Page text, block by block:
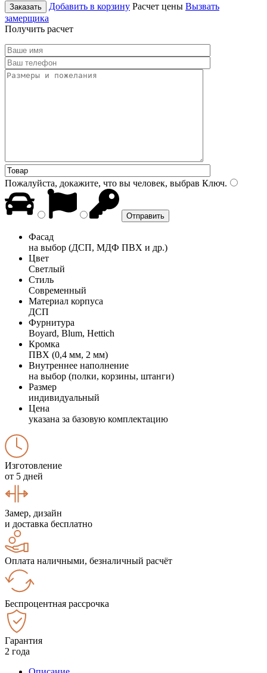
Заказать Добавить в корзину Расчет цены Вызвать
замерщика
Получить расчет
Пожалуйста, докажите, что вы человек, выбрав Ключ.
Фасад
на выбор (ДСП, МДФ ПВХ и др.)
Цвет
Светлый
Стиль
Современный
Материал корпуса
ДСП
Фурнитура
Boyard, Blum, Hettich
Кромка
ПВХ (0,4 мм, 2 мм)
Внутреннее наполнение
на выбор (полки, корзины, штанги)
Размер
индивидуальный
Цена
указана за базовую комплектацию
Изготовление
от 5 дней
Замер, дизайн
и доставка бесплатно
Оплата наличными, безналичный расчёт
Беспроцентная рассрочка
Гарантия
2 года